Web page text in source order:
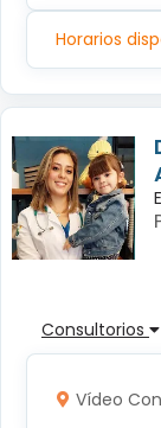
Horarios
Consultorios
Vídeo